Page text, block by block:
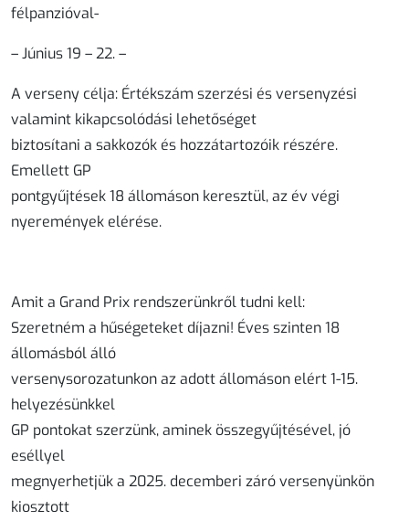
félpanzióval-
– Június 19 – 22. –
A verseny célja: Értékszám szerzési és versenyzési
valamint kikapcsolódási lehetőséget
biztosítani a sakkozók és hozzátartozóik részére.
Emellett GP
pontgyűjtések 18 állomáson keresztül, az év végi
nyeremények elérése.
Amit a Grand Prix rendszerünkről tudni kell:
Szeretném a hűségeteket díjazni! Éves szinten 18
állomásból álló
versenysorozatunkon az adott állomáson elért 1-15.
helyezésünkkel
GP pontokat szerzünk, aminek összegyűjtésével, jó
eséllyel
megnyerhetjük a 2025. decemberi záró versenyünkön
kiosztott